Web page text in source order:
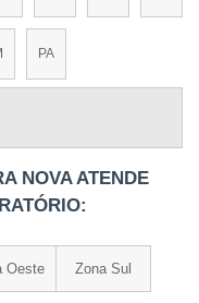
PA
NOVA ATENDE
Oeste Zona Sul